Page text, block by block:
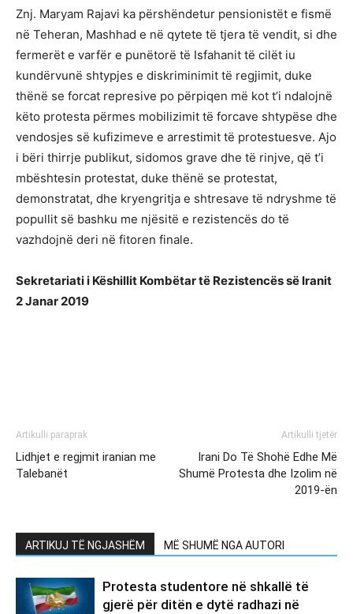
Znj. Maryam Rajavi ka përshëndetur pensionistët e fismë
në Teheran, Mashhad e në qytete të tjera të vendit, si dhe
fermerët e varfër e punëtorë të Isfahanit të cilët iu
kundërvunë shtypjes e diskriminimit të regjimit, duke
thënë se forcat represive po përpiqen më kot t’i ndalojnë
këto protesta përmes mobilizimit të forcave shtypëse dhe
vendosjes së kufizimeve e arrestimit të protestuesve. Ajo
i bëri thirrje publikut, sidomos grave dhe të rinjve, që t’i
mbështesin protestat, duke thënë se protestat,
demonstratat, dhe kryengritja e shtresave të ndryshme të
popullit së bashku me njësitë e rezistencës do të
vazhdojnë deri në fitoren finale.
Sekretariati i Këshillit Kombëtar të Rezistencës së Iranit
2 Janar 2019
Artikulli paraprak
Lidhjet e regjmit iranian me
Talebanët
Artikulli tjetër
Irani Do Të Shohë Edhe Më
Shumë Protesta dhe Izolim në
2019-ën
ARTIKUJ TË NGJASHËM MË SHUMË NGA AUTORI
Protesta studentore në shkallë të
gjerë për ditën e dytë radhazi në